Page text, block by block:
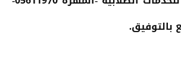
بالتوفيق.